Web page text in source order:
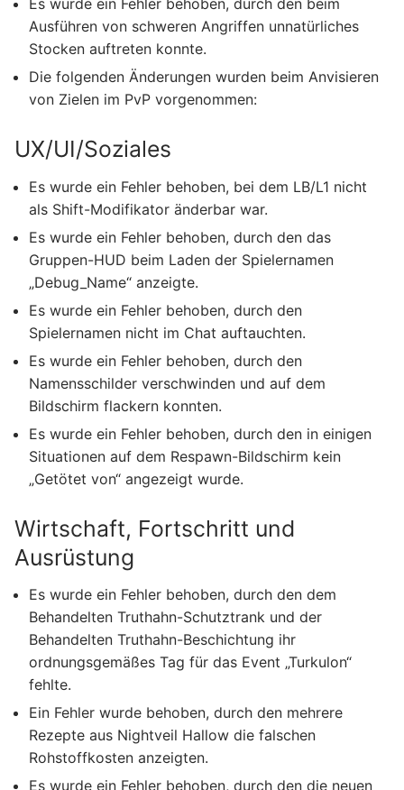
Es wurde ein Fehler behoben, durch den beim
Ausführen von schweren Angriffen unnatürliches
Stocken auftreten konnte.
Die folgenden Änderungen wurden beim Anvisieren
von Zielen im PvP vorgenommen:
UX/UI/Soziales
Es wurde ein Fehler behoben, bei dem LB/L1 nicht
als Shift-Modifikator änderbar war.
Es wurde ein Fehler behoben, durch den das
Gruppen-HUD beim Laden der Spielernamen
„Debug_Name“ anzeigte.
Es wurde ein Fehler behoben, durch den
Spielernamen nicht im Chat auftauchten.
Es wurde ein Fehler behoben, durch den
Namensschilder verschwinden und auf dem
Bildschirm flackern konnten.
Es wurde ein Fehler behoben, durch den in einigen
Situationen auf dem Respawn-Bildschirm kein
„Getötet von“ angezeigt wurde.
Wirtschaft, Fortschritt und
Ausrüstung
Es wurde ein Fehler behoben, durch den dem
Behandelten Truthahn-Schutztrank und der
Behandelten Truthahn-Beschichtung ihr
ordnungsgemäßes Tag für das Event „Turkulon“
fehlte.
Ein Fehler wurde behoben, durch den mehrere
Rezepte aus Nightveil Hallow die falschen
Rohstoffkosten anzeigten.
Es wurde ein Fehler behoben, durch den die neuen